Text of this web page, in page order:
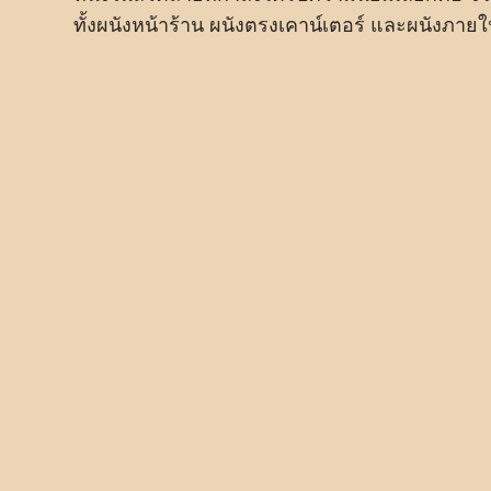
ทั้งผนังหน้าร้าน ผนังตรงเคาน์เตอร์ และผนังภาย